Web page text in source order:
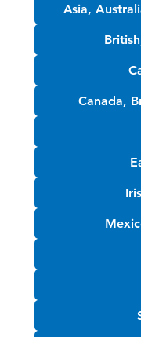
Asia,
Canada,